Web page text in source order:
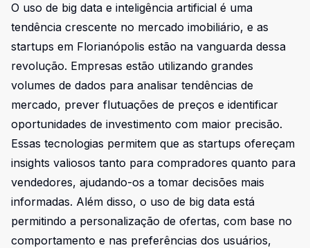
O uso de big data e inteligência artificial é uma
tendência crescente no mercado imobiliário, e as
startups em Florianópolis estão na vanguarda dessa
revolução. Empresas estão utilizando grandes
volumes de dados para analisar tendências de
mercado, prever flutuações de preços e identificar
oportunidades de investimento com maior precisão.
Essas tecnologias permitem que as startups ofereçam
insights valiosos tanto para compradores quanto para
vendedores, ajudando-os a tomar decisões mais
informadas. Além disso, o uso de big data está
permitindo a personalização de ofertas, com base no
comportamento e nas preferências dos usuários,